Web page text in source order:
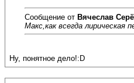
Сообщение от Вячеслав
Макс,как всегда лирическая
Ну, понятное дело!:D